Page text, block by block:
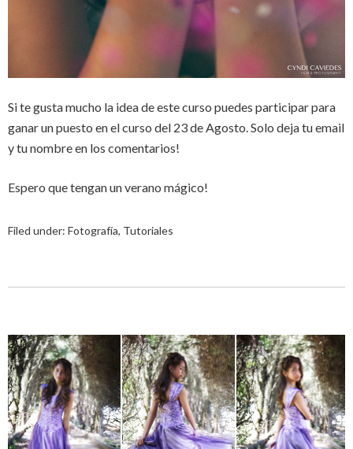
Si te gusta mucho la idea de este curso puedes participar para
ganar un puesto en el curso del 23 de Agosto. Solo deja tu email
y tu nombre en los comentarios!
Espero que tengan un verano mágico!
Filed under: Fotografía, Tutoriales